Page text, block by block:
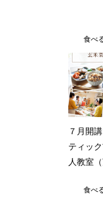
食べ
７月開
ティッ
人教室
食べ